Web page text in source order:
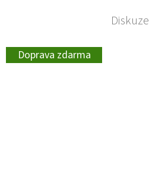
Diskuze
Doprava zdarma